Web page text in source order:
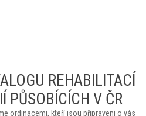
REHABILITACÍ
PŮSOBÍCÍCH V ČR
ordinacemi, kteří jsou připraveni o vás